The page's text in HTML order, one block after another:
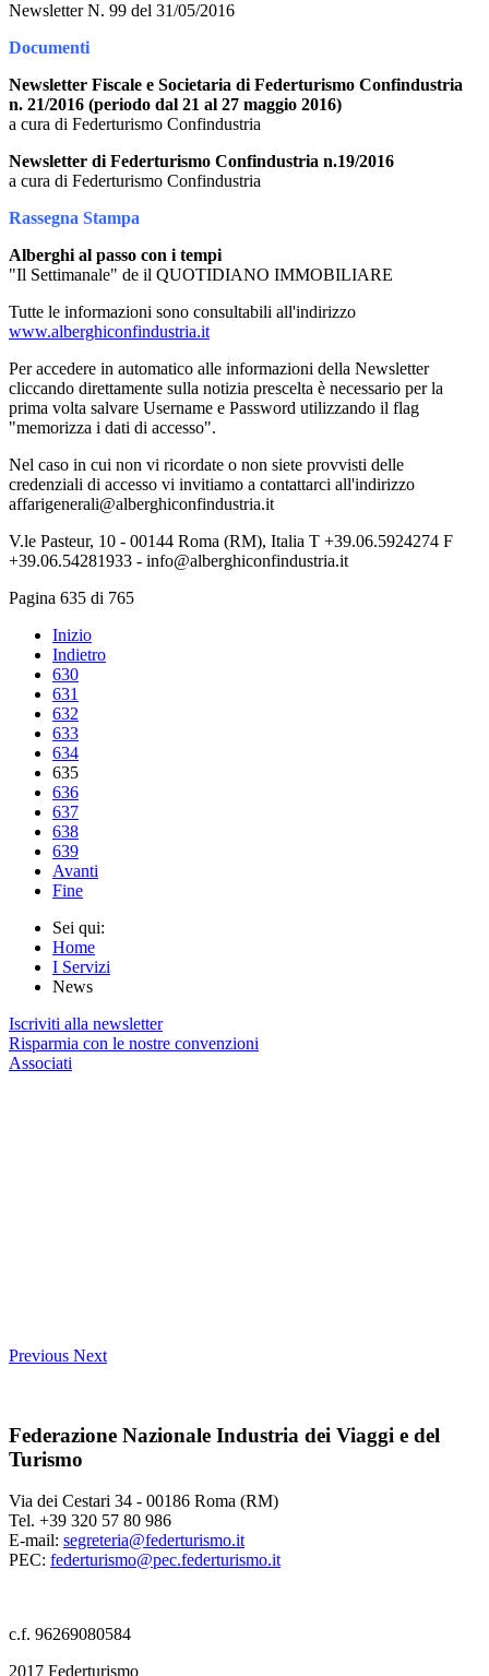
Newsletter N. 99 del 31/05/2016
Documenti
Newsletter Fiscale e Societaria di Federturismo Confindustria
n. 21/2016 (periodo dal 21 al 27 maggio 2016)
a cura di Federturismo Confindustria
Newsletter di Federturismo Confindustria n.19/2016
a cura di Federturismo Confindustria
Rassegna Stampa
Alberghi al passo con i tempi
"Il Settimanale" de il QUOTIDIANO IMMOBILIARE
Tutte le informazioni sono consultabili all'indirizzo
www.alberghiconfindustria.it
Per accedere in automatico alle informazioni della Newsletter
cliccando direttamente sulla notizia prescelta è necessario per la
prima volta salvare Username e Password utilizzando il flag
"memorizza i dati di accesso".
Nel caso in cui non vi ricordate o non siete provvisti delle
credenziali di accesso vi invitiamo a contattarci all'indirizzo
affarigenerali@alberghiconfindustria.it
V.le Pasteur, 10 - 00144 Roma (RM), Italia T +39.06.5924274 F
+39.06.54281933 - info@alberghiconfindustria.it
Pagina 635 di 765
Inizio
Indietro
630
631
632
633
634
635
636
637
638
639
Avanti
Fine
Sei qui:
Home
I Servizi
News
Iscriviti alla newsletter
Risparmia con le nostre convenzioni
Associati
Previous Next
Federazione Nazionale Industria dei Viaggi e del
Turismo
Via dei Cestari 34 - 00186 Roma (RM)
Tel. +39 320 57 80 986
E-mail: segreteria@federturismo.it
PEC: federturismo@pec.federturismo.it
c.f. 96269080584
2017 Federturismo